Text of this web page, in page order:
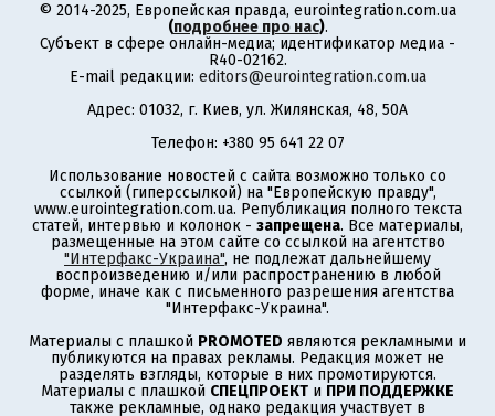
© 2014-2025, Европейская правда, eurointegration.com.ua
(подробнее про нас).
Субъект в сфере онлайн-медиа; идентификатор медиа -
R40-02162.
E-mail редакции: editors@eurointegration.com.ua
Адрес: 01032, г. Киев, ул. Жилянская, 48, 50А
Телефон: +380 95 641 22 07
Использование новостей с сайта возможно только со
ссылкой (гиперссылкой) на "Европейскую правду",
www.eurointegration.com.ua. Републикация полного текста
статей, интервью и колонок - запрещена. Все материалы,
размещенные на этом сайте со ссылкой на агентство
"Интерфакс-Украина", не подлежат дальнейшему
воспроизведению и/или распространению в любой
форме, иначе как с письменного разрешения агентства
"Интерфакс-Украина".
Материалы с плашкой PROMOTED являются рекламными и
публикуются на правах рекламы. Редакция может не
разделять взгляды, которые в них промотируются.
Материалы с плашкой СПЕЦПРОЕКТ и ПРИ ПОДДЕРЖКЕ
также рекламные, однако редакция участвует в